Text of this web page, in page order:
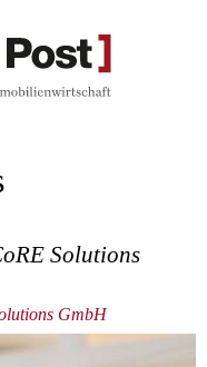
Solutions
GmbH